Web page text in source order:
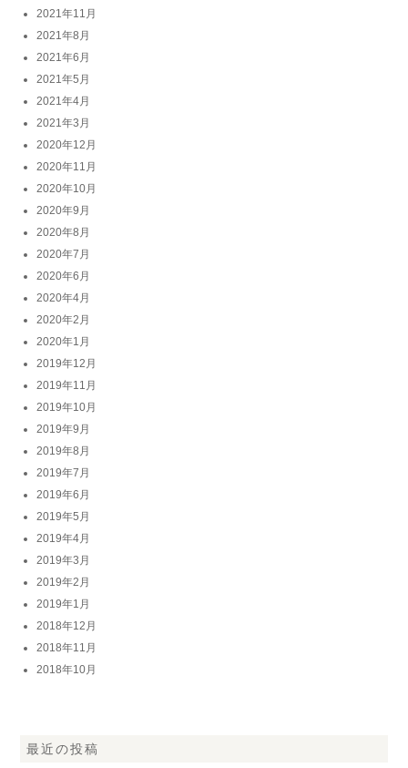
2021年11月
2021年8月
2021年6月
2021年5月
2021年4月
2021年3月
2020年12月
2020年11月
2020年10月
2020年9月
2020年8月
2020年7月
2020年6月
2020年4月
2020年2月
2020年1月
2019年12月
2019年11月
2019年10月
2019年9月
2019年8月
2019年7月
2019年6月
2019年5月
2019年4月
2019年3月
2019年2月
2019年1月
2018年12月
2018年11月
2018年10月
最近の投稿